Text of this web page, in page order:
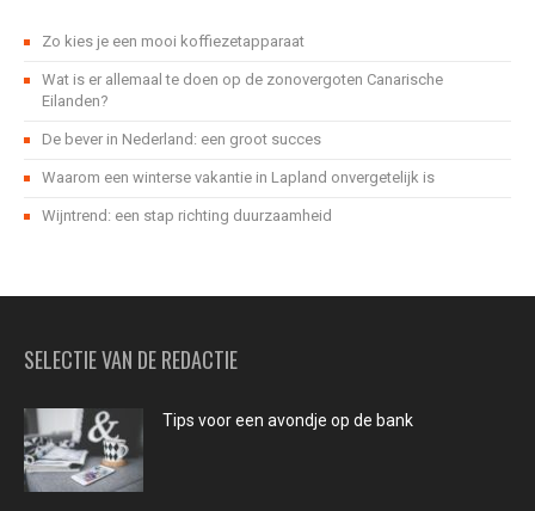
Zo kies je een mooi koffiezetapparaat
Wat is er allemaal te doen op de zonovergoten Canarische
Eilanden?
De bever in Nederland: een groot succes
Waarom een winterse vakantie in Lapland onvergetelijk is
Wijntrend: een stap richting duurzaamheid
SELECTIE VAN DE REDACTIE
Tips voor een avondje op de bank